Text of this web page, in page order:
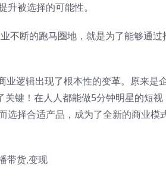
被选择的可能性。
不断的跑马圈地，就是为了能够通过
业逻辑出现了根本性的变革。原来是
关键！在人人都能做5分钟明星的短视
择合适产品，成为了全新的商业模式